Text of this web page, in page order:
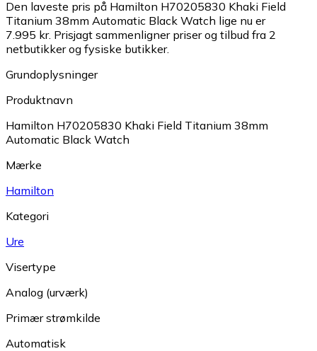
Den laveste pris på Hamilton H70205830 Khaki Field
Titanium 38mm Automatic Black Watch lige nu er
7.995 kr. Prisjagt sammenligner priser og tilbud fra 2
netbutikker og fysiske butikker.
Grundoplysninger
Produktnavn
Hamilton H70205830 Khaki Field Titanium 38mm
Automatic Black Watch
Mærke
Hamilton
Kategori
Ure
Visertype
Analog (urværk)
Primær strømkilde
Automatisk